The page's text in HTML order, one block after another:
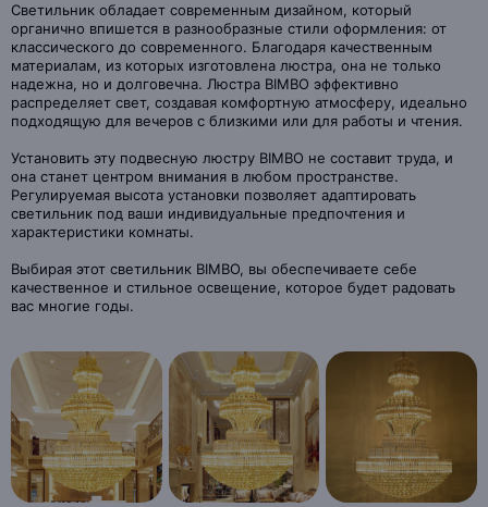
Светильник обладает современным дизайном, который
органично впишется в разнообразные стили оформления: от
классического до современного. Благодаря качественным
материалам, из которых изготовлена люстра, она не только
надежна, но и долговечна. Люстра BIMBO эффективно
распределяет свет, создавая комфортную атмосферу, идеально
подходящую для вечеров с близкими или для работы и чтения.
Установить эту подвесную люстру BIMBO не составит труда, и
она станет центром внимания в любом пространстве.
Регулируемая высота установки позволяет адаптировать
светильник под ваши индивидуальные предпочтения и
характеристики комнаты.
Выбирая этот светильник BIMBO, вы обеспечиваете себе
качественное и стильное освещение, которое будет радовать
вас многие годы.